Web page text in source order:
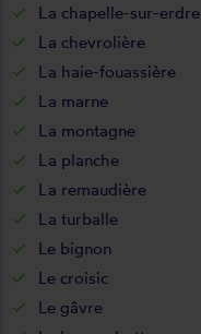
La chapelle-sur-erdre
La chevrolière
La haie-fouassière
La marne
La montagne
La planche
La remaudière
La turballe
Le bignon
Le croisic
Le gâvre